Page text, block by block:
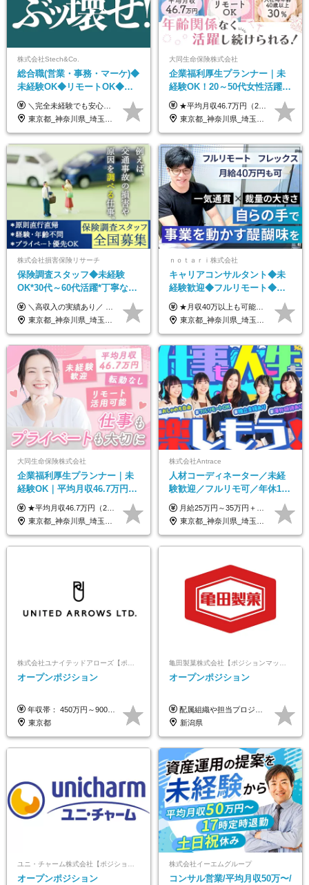
株式会社Stech&Co.
総合職(営業・事務・マーケ)◆
未経験OK◆リモートOK◆学
歴不問◆20代活躍中！
＼完全未経験でも安心して年収UP可能です！／ -------------- 【1】営業 月給25万円～80万円＋賞与 【2】事務 月給21万円～50万円＋賞与 【3】マーケ 月給25万円～80万円＋賞与 ※試用期間3ヶ月間の待遇に変動はありません。 ※みなし残業代(月20時間分29,725円～)を含む。（※超過分は追加支給）
東京都_神奈川県_埼玉県_千葉県_大阪府_愛知県_北海道_青森県_岩手県_宮城県_秋田県_山形県_福島県_茨城県_栃木県_群馬県_新潟県_山梨県_長野県_富山県_石川県_福井県_静岡県_岐阜県_三重県_兵庫県_京都府_滋賀県_奈良県_和歌山県_広島県_岡山県_鳥取県_島根県_山口県_徳島県_香川県_愛媛県_高知県_福岡県_熊本県_佐賀県_長崎県_大分県_宮崎県_鹿児島県_沖縄県
大同生命保険株式会社
企業福利厚生プランナー｜未
経験OK！20～50代女性活躍｜
リモートOK｜平均月収46.7万
｜子育て＆介護支援◎
★平均月収46.7万円（2024年度実績） ★安心の固定給＋賞与年2回＋インセンティブ！手当も充実 月給21万円～23万円＋諸手当＋インセンティブ＋賞与年2回 ※給与は年間平均の税込定例給与です。賞与は含みません。 ※約3週間の研修期間中は日当8000円を支給いたします。 ※試用期間6ヵ月あり（期間中の条件変更なし） ◆東京・神奈川・千葉・埼玉・愛知（一部）・京都・大阪・兵庫（一部）：月給23万円以上 ◆静岡（一部）・三重・岐阜：月給22万円以上 ◆上記以外の地域：月給21万円以上
東京都_神奈川県_埼玉県_千葉県_大阪府_愛知県_北海道_青森県_岩手県_宮城県_秋田県_山形県_福島県_茨城県_栃木県_群馬県_新潟県_山梨県_長野県_富山県_石川県_福井県_静岡県_岐阜県_三重県_兵庫県_京都府_滋賀県_奈良県_和歌山県_広島県_岡山県_鳥取県_島根県_山口県_徳島県_香川県_愛媛県_高知県_福岡県_熊本県_佐賀県_長崎県_大分県_宮崎県_鹿児島県_沖縄県
株式会社損害保険リサーチ
保険調査スタッフ◆未経験
OK*30代～60代活躍*丁寧な講
習・サポートあり*原則直行直
帰／全国募集・業務委託
＼高収入の実績あり／ なかには年収1000万円を超えるスペシャリストもいらっしゃいます！ 【完全出来高報酬制】 ★仕事に慣れるまで収入をサポート 1か月目：報酬が通常の2倍 2か月目：報酬が通常の1.5倍 ※災害に関する業務については、収入サポートの対象外 ※試用期間はありません ＊＊＊業務報酬の例＊＊＊ ・事故原因調査（4箇所確認）…1万5000円～ ・有無責／不正請求疑義調査（自動車案件）…2万円～ ・医療調査（1箇所確認）…1万7000円～ ・書類取付（1箇所訪問）…3000円～ ※上記は目安になります ※実際の報酬は業務報酬に応じた個々のスキル・実績を加味したものになります
東京都_神奈川県_埼玉県_千葉県_大阪府_愛知県_北海道_青森県_岩手県_宮城県_秋田県_山形県_福島県_茨城県_栃木県_群馬県_新潟県_山梨県_長野県_富山県_石川県_福井県_静岡県_岐阜県_三重県_兵庫県_京都府_滋賀県_奈良県_和歌山県_広島県_岡山県_鳥取県_島根県_山口県_徳島県_香川県_愛媛県_高知県_福岡県_熊本県_佐賀県_長崎県_大分県_宮崎県_鹿児島県_沖縄県
ｎｏｔａｒｉ株式会社
キャリアコンサルタント◆未
経験歓迎◆フルリモート◆フ
レックス制◆10時出勤・16時
退勤も可◆残業月10時間以内
★月収40万以上も可能！ ★能力・スキル・経験を考慮した年収額を設定します ■月給20万円～40万円＋決算賞与 ※経験・スキルを考慮のうえ決定します ※給与にはみなし残業代40時間分を含む。そのほか詳細に関しては別途面接時にご説明します ※試用期間3ヵ月あり。期間中の雇用形態・条件などに差異はありません
東京都_神奈川県_埼玉県_千葉県_大阪府_愛知県_北海道_青森県_岩手県_宮城県_秋田県_山形県_福島県_茨城県_栃木県_群馬県_新潟県_山梨県_長野県_富山県_石川県_福井県_静岡県_岐阜県_三重県_兵庫県_京都府_滋賀県_奈良県_和歌山県_広島県_岡山県_鳥取県_島根県_山口県_徳島県_香川県_愛媛県_高知県_福岡県_熊本県_佐賀県_長崎県_大分県_宮崎県_鹿児島県_沖縄県
大同生命保険株式会社
企業福利厚生プランナー｜未
経験OK｜平均月収46.7万円｜
リモートOK｜残業ほぼなし｜
転勤なし｜女性活躍中
★平均月収46.7万円（2024年度実績） ★安心の固定給＋賞与年2回＋インセンティブ！手当も充実 月給21万円～23万円＋諸手当＋インセンティブ＋賞与年2回 ※給与は年間平均の税込定例給与です。賞与は含みません。 ※約3週間の研修期間中は日当8000円を支給いたします。 ※試用期間6ヵ月あり（期間中の条件変更なし） ◆東京・神奈川・千葉・埼玉・愛知（一部）・京都・大阪・兵庫（一部）：月給23万円以上 ◆静岡（一部）・三重・岐阜：月給22万円以上 ◆上記以外の地域：月給21万円以上
東京都_神奈川県_埼玉県_千葉県_大阪府_愛知県_北海道_青森県_岩手県_宮城県_秋田県_山形県_福島県_茨城県_栃木県_群馬県_新潟県_山梨県_長野県_富山県_石川県_福井県_静岡県_岐阜県_三重県_兵庫県_京都府_滋賀県_奈良県_和歌山県_広島県_岡山県_鳥取県_島根県_山口県_徳島県_香川県_愛媛県_高知県_福岡県_熊本県_佐賀県_長崎県_大分県_宮崎県_鹿児島県_沖縄県
株式会社Antrace
人材コーディネーター／未経
験歓迎／フルリモ可／年休127
日／おしゃれ自由／海外研修
年10回／美容・サウナ割あり
月給25万円～35万円＋インセンティブ 未経験者：月給25万円～＋インセンティブ 経験者：月給35万円～＋インセンティブ （※経験者は営業経験5年以上の方を想定） ※経験・スキルなどを考慮のうえ、決定します ※時間外手当は別途全額支給します
東京都_神奈川県_埼玉県_千葉県_大阪府_愛知県_北海道_青森県_岩手県_宮城県_秋田県_山形県_福島県_茨城県_栃木県_群馬県_新潟県_山梨県_長野県_富山県_石川県_福井県_静岡県_岐阜県_三重県_兵庫県_京都府_滋賀県_奈良県_和歌山県_広島県_岡山県_鳥取県_島根県_山口県_徳島県_香川県_愛媛県_高知県_福岡県_熊本県_佐賀県_長崎県_大分県_宮崎県_鹿児島県_沖縄県
オープンポジション
年収帯： 450万円～900万円 ※経験・スキルを考慮の上、決定します。
東京都
オープンポジション
配属組織や担当プロジェクトにより異なります。 想定年収：400万円～1000万円 ※ご経験やスキルに応じて決定します。 ※上記想定年収はあくまでも目安の金額であり、 選考を通じて上下する可能性があります。
新潟県
オープンポジション
株式会社イーエムグループ
コンサル営業/平均月収50万〜/